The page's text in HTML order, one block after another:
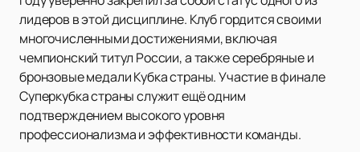
лидеров в этой дисциплине. Клуб гордится своими
многочисленными достижениями, включая
чемпионский титул России, а также серебряные и
бронзовые медали Кубка страны. Участие в финале
Суперкубка страны служит ещё одним
подтверждением высокого уровня
профессионализма и эффективности команды.